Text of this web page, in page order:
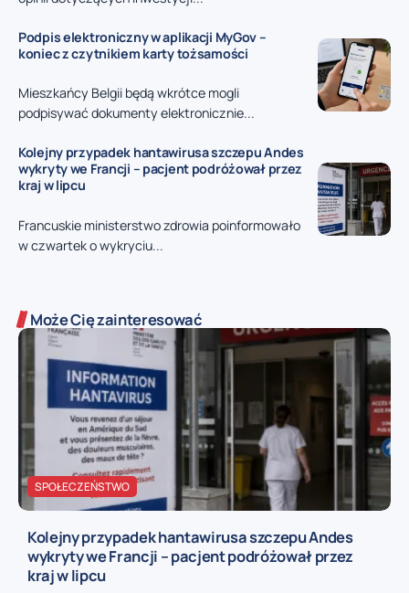
Podpis elektroniczny w aplikacji MyGov –
koniec z czytnikiem karty tożsamości
Mieszkańcy Belgii będą wkrótce mogli
podpisywać dokumenty elektronicznie...
Kolejny przypadek hantawirusa szczepu Andes
wykryty we Francji – pacjent podróżował przez
kraj w lipcu
Francuskie ministerstwo zdrowia poinformowało
w czwartek o wykryciu...
Może Cię zainteresować
SPOŁECZEŃSTWO
Kolejny przypadek hantawirusa szczepu Andes
wykryty we Francji – pacjent podróżował przez
kraj w lipcu